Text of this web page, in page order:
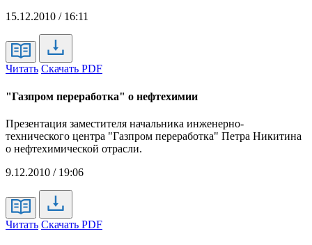
15.12.2010 / 16:11
Читать Скачать PDF
"Газпром переработка" о нефтехимии
Презентация заместителя начальника инженерно-
технического центра "Газпром переработка" Петра Никитина
о нефтехимической отрасли.
9.12.2010 / 19:06
Читать Скачать PDF